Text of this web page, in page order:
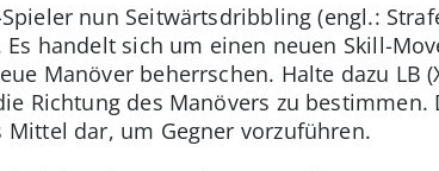
Spieler nun Seitwärtsdribbling (engl.:
handelt sich um einen neuen Skill-
Manöver beherrschen. Halte dazu LB
Richtung des Manövers zu
dar, um Gegner vorzuführen.